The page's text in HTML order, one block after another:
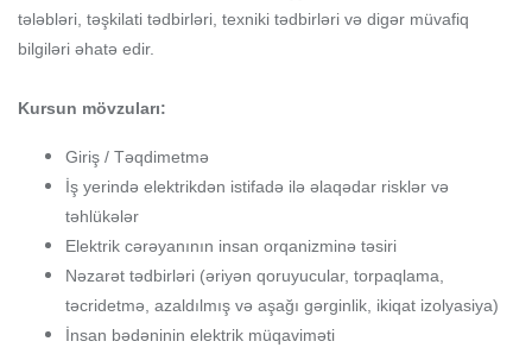
tələbləri, təşkilati tədbirləri, texniki tədbirləri və digər müvafiq
bilgiləri əhatə edir.
Kursun mövzuları:
Giriş / Təqdimetmə
İş yerində elektrikdən istifadə ilə əlaqədar risklər və
təhlükələr
Elektrik cərəyanının insan orqanizminə təsiri
Nəzarət tədbirləri (əriyən qoruyucular, torpaqlama,
təcridetmə, azaldılmış və aşağı gərginlik, ikiqat izolyasiya)
İnsаn bədəninin еlеktrik müqаviməti